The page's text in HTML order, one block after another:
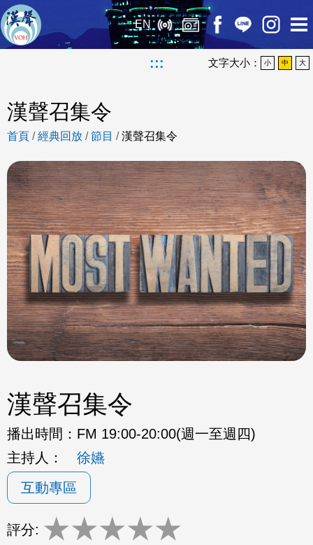
EN
::: 文字大小： 小 中 大
漢聲召集令
首頁 /經典回放 /節目 /漢聲召集令
漢聲召集令
播出時間： FM 19:00-20:00(週一至週四)
主持人：
徐嬿
互動專區
評分: ★★★★★